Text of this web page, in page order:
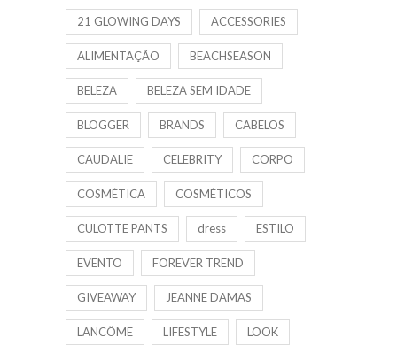
21 GLOWING DAYS ACCESSORIES
ALIMENTAÇÃO BEACHSEASON
BELEZA BELEZA SEM IDADE
BLOGGER BRANDS CABELOS
CAUDALIE CELEBRITY CORPO
COSMÉTICA COSMÉTICOS
CULOTTE PANTS dress ESTILO
EVENTO FOREVER TREND
GIVEAWAY JEANNE DAMAS
LANCÔME LIFESTYLE LOOK